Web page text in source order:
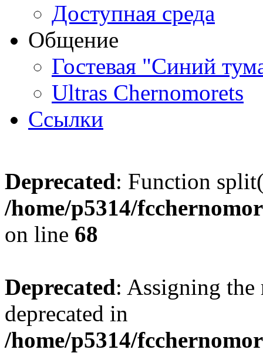
Доступная среда
Общение
Гостевая "Синий
Ultras Chernomorets
Ссылки
Deprecated: Function
/home/p5314/
on line 68
Deprecated: Assigning the
deprecated in
/home/p5314/